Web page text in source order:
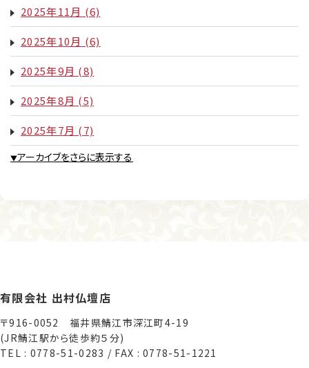
2025年11月 (6)
2025年10月 (6)
2025年9月 (8)
2025年8月 (5)
2025年7月 (7)
▼アーカイブをさらに表示する
有限会社 出村仏壇店
〒916-0052 福井県鯖江市深江町4-19
(JR鯖江駅から徒歩約５分)
TEL : 0778-51-0283 / FAX : 0778-51-1221